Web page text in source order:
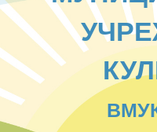
ВМУК